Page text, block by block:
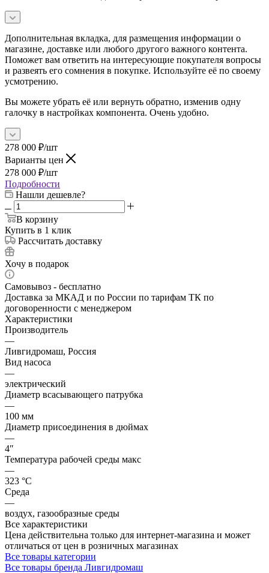
Дополнительная вкладка, для размещения информации о
магазине, доставке или любого другого важного контента.
Поможет вам ответить на интересующие покупателя вопросы
и развеять его сомнения в покупке. Используйте её по своему
усмотрению.
Вы можете убрать её или вернуть обратно, изменив одну
галочку в настройках компонента. Очень удобно.
278 000 ₽/шт
Варианты цен
278 000 ₽/шт
Подробности
Нашли дешевле?
В корзину
Купить в 1 клик
Рассчитать доставку
Хочу в подарок
Самовывоз - бесплатно
Доставка за МКАД и по России по тарифам ТК по
договоренности с менеджером
Характеристики
Производитель
—
Ливгидромаш, Россия
Вид насоса
—
электрический
Диаметр всасывающего патрубка
—
100 мм
Диаметр присоединения в дюймах
—
4″
Температура рабочей среды макс
—
323 °С
Среда
—
воздух, газообразные среды
Все характеристики
Цена действительна только для интернет-магазина и может
отличаться от цен в розничных магазинах
Все товары категории
Все товары бренда Ливгидромаш